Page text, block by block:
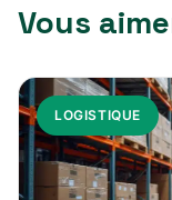
Vous
LOGISTIQUE